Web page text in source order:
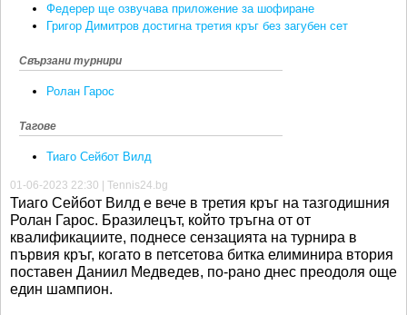
Федерер ще озвучава приложение за шофиране
Григор Димитров достигна третия кръг без загубен сет
Свързани турнири
Ролан Гарос
Тагове
Тиаго Сейбот Вилд
01-06-2023 22:30 | Tennis24.bg
Тиаго Сейбот Вилд е вече в третия кръг на тазгодишния
Ролан Гарос. Бразилецът, който тръгна от от
квалификациите, поднесе сензацията на турнира в
първия кръг, когато в петсетова битка елиминира втория
поставен Даниил Медведев, по-рано днес преодоля още
един шампион.